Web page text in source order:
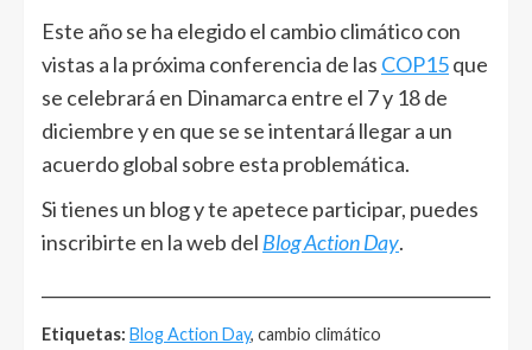
Este año se ha elegido el cambio climático con
vistas a la próxima conferencia de las COP15que
se celebrará en Dinamarca entre el 7 y 18 de
diciembre y en que se se intentará llegar a un
acuerdo global sobre esta problemática.
Si tienes un blog y te apetece participar, puedes
inscribirte en la web del Blog Action Day.
Etiquetas: Blog Action Day, cambio climático